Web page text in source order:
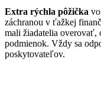
Extra rýchla pôžička
záchranou v ťažkej
mali žiadatelia overovať,
podmienok. Vždy sa
poskytovateľov.